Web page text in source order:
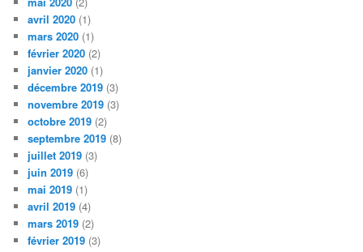
avril 2020 (1)
mars 2020 (1)
février 2020 (2)
janvier 2020 (1)
décembre 2019 (3)
novembre 2019 (3)
octobre 2019 (2)
septembre 2019 (8)
juillet 2019 (3)
juin 2019 (6)
mai 2019 (1)
avril 2019 (4)
mars 2019 (2)
février 2019 (3)